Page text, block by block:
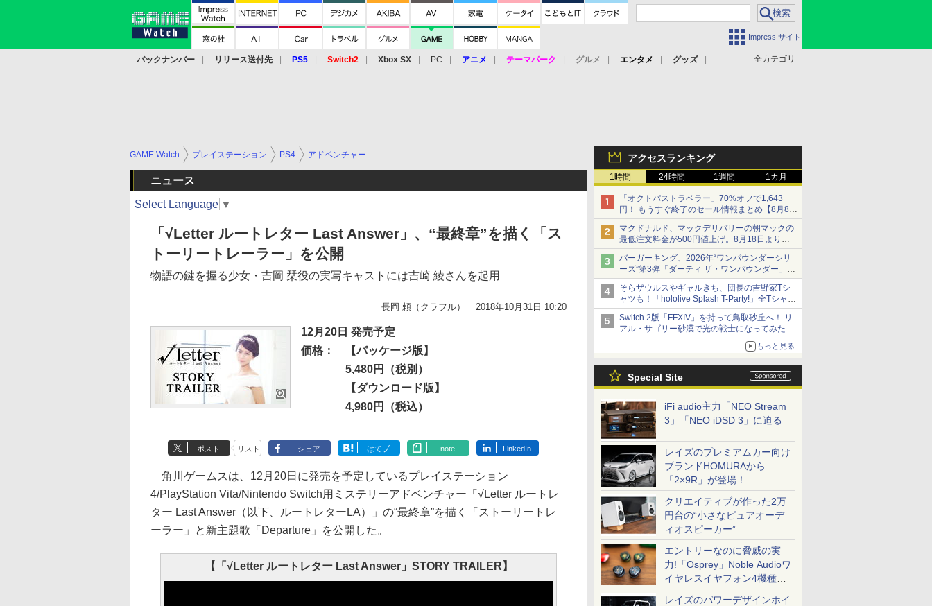
Impress サイト
全カテゴリ
バックナンバー リリース送付先 PS5 Switch2 Xbox SX PC アニメ テーマパーク グルメ エンタメ
グッズ
アクセスランキング
1時間 24時間 1週間 1カ月
「オクトパストラベラー」70%オフで1,643
円！ もうすぐ終了のセール情報まとめ【8月8日
更新】
ニンテンドーeショップでは「大神 絶景版」が
67%オフで990円
マクドナルド、マックデリバリーの朝マックの
最低注文料金が500円値上げ。8月18日より
1,500円から受付
バーガーキング、2026年“ワンパウンダーシリ
ーズ”第3弾「ダーティ ザ・ワンパウンダー」を
8月7日発売
「特製ガーリックマヨソース」を使用した超大
型チーズバーガー
そらザウルスやギャルきち、団長の吉野家Tシ
ャツも！「hololive Splash T-Party!」全Tシャツ
ラインナップ公開＆オンライン販売開始
Switch 2版「FFXIV」を持って鳥取砂丘へ！ リ
アル・サゴリー砂漠で光の戦士になってみた
もっと見る
Special Site
iFi audio主力「NEO Stream
3」「NEO iDSD 3」に迫る
レイズのプレミアムカー向け
ブランドHOMURAから
「2×9R」が登場！
クリエイティブが作った2万
円台の“小さなピュアオーデ
ィオスピーカー”
エントリーなのに脅威の実
力!「Osprey」Noble Audioワ
イヤレスイヤフォン4機種を
一気に聴く
レイズのパワーデザインホイ
GAME Watch プレイステーション PS4 アドベンチャー
ニュース
Select Language ▼
「√Letter ルートレター Last Answer」、“最終章”を描く「ス
トーリートレーラー」を公開
物語の鍵を握る少女・吉岡 栞役の実写キャストには吉崎 綾さんを起用
長岡 頼（クラフル） 2018年10月31日 10:20
12月20日 発売予定
価格：
【パッケージ版】
5,480円（税別）
【ダウンロード版】
4,980円（税込）
ポスト リスト シェア はてブ note LinkedIn
角川ゲームスは、12月20日に発売を予定しているプレイステーション
4/PlayStation Vita/Nintendo Switch用ミステリーアドベンチャー「√Letter ルートレ
ター Last Answer（以下、ルートレターLA）」の“最終章”を描く「ストーリートレ
ーラー」と新主題歌「Departure」を公開した。
【「√Letter ルートレター Last Answer」STORY TRAILER】